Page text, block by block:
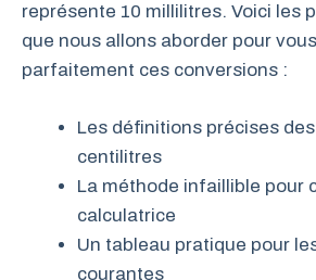
représente 10 millilitres. Voici les
que nous allons aborder pour
parfaitement ces conversions :
Les définitions précises
centilitres
La méthode infaillible pour
calculatrice
Un tableau pratique pour
courantes